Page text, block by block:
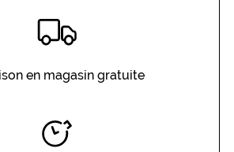
en magasin gratuite